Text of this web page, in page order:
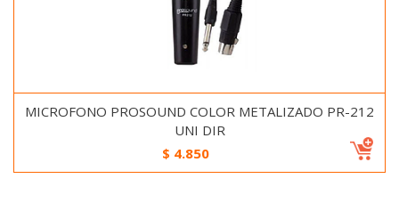
MICROFONO PROSOUND COLOR METALIZADO PR-212
UNI DIR
$ 4.850